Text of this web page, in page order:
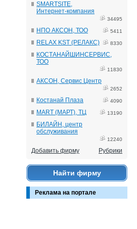
SMARTSITE,
Интернет-компания
34495
НПО АКСОН, ТОО 5411
RELAX KST (РЕЛАКС) 8330
КОСТАНАЙШИНСЕРВИС,
ТОО
11830
АКСОН, Сервис Центр
2652
Костанай Плаза 4090
MART (МАРТ), ТЦ 13190
БИЛАЙН, центр
обслуживания
12240
Добавить фирму Рубрики
Найти фирму
Реклама на портале